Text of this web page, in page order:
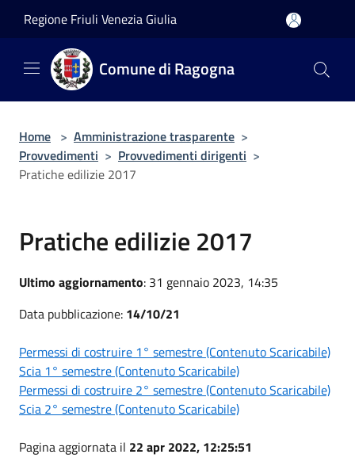
Regione Friuli Venezia Giulia
Comune di Ragogna
Home > Amministrazione trasparente >
Provvedimenti > Provvedimenti dirigenti >
Pratiche edilizie 2017
Pratiche edilizie 2017
Ultimo aggiornamento: 31 gennaio 2023, 14:35
Data pubblicazione: 14/10/21
Permessi di costruire 1° semestre (Contenuto Scaricabile)
Scia 1° semestre (Contenuto Scaricabile)
Permessi di costruire 2° semestre (Contenuto Scaricabile)
Scia 2° semestre (Contenuto Scaricabile)
Pagina aggiornata il 22 apr 2022, 12:25:51